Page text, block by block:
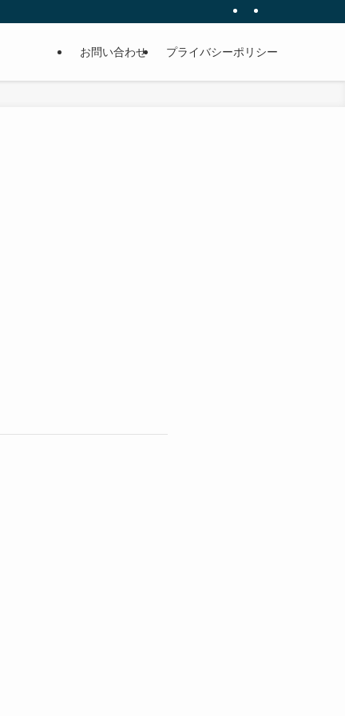
お問い合わせ プライバシーポリシー